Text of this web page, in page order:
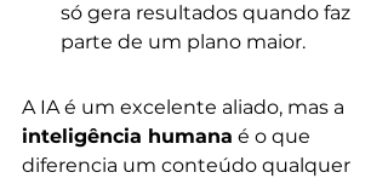
só gera resultados quando faz
parte de um plano maior.
A IA é um excelente aliado, mas a
inteligência humana é o que
diferencia um conteúdo qualquer